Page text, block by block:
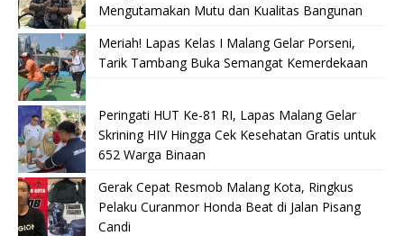
Mengutamakan Mutu dan Kualitas Bangunan
Meriah! Lapas Kelas I Malang Gelar Porseni,
Tarik Tambang Buka Semangat Kemerdekaan
Peringati HUT Ke-81 RI, Lapas Malang Gelar
Skrining HIV Hingga Cek Kesehatan Gratis untuk
652 Warga Binaan
Gerak Cepat Resmob Malang Kota, Ringkus
Pelaku Curanmor Honda Beat di Jalan Pisang
Candi